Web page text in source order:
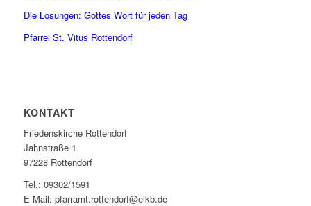
Die Losungen: Gottes Wort für jeden Tag
Pfarrei St. Vitus Rottendorf
KONTAKT
Friedenskirche Rottendorf
Jahnstraße 1
97228 Rottendorf
Tel.: 09302/1591
E-Mail: pfarramt.rottendorf@elkb.de